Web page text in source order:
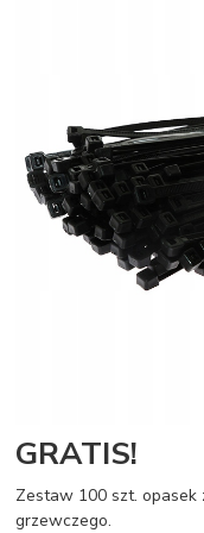
GRATIS!
Zestaw 100 szt.
grzewczego.